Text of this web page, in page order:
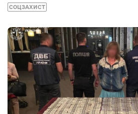
СОЦЗАХИСТ